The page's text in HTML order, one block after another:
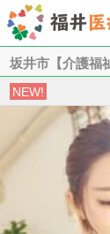
坂井市【介護
NEW!